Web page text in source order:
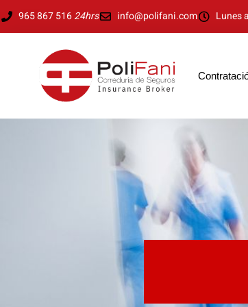
al
965 867 51624hrs info@polifani.com Lunes